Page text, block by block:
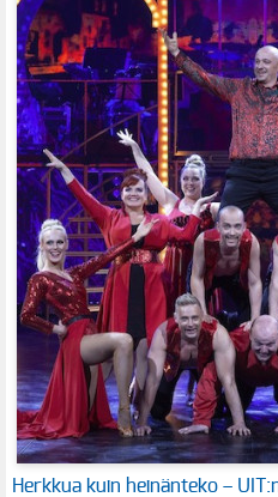
Herkkua kuin heinänteko –